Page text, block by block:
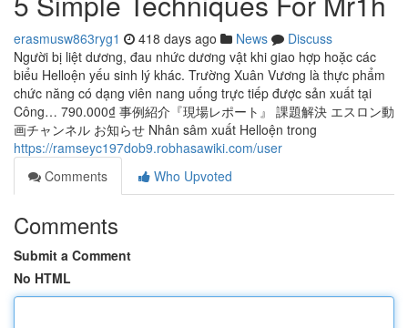
erasmusw863ryg1 418 days ago News
Discuss
Người bị liệt dương, đau nhức dương vật khi giao hợp hoặc các
biểu Helloện yếu sinh lý khác. Trường Xuân Vương là thực phẩm
chức năng có dạng viên nang uống trực tiếp được sản xuất tại
Công… 790.000₫ 事例紹介『現場レポート』 課題解決 エスロン動
画チャンネル お知らせ Nhân sâm xuất Helloện trong
https://ramseyc197dob9.robhasawiki.com/user
Comments
Who Upvoted
Comments
Submit a Comment
No HTML